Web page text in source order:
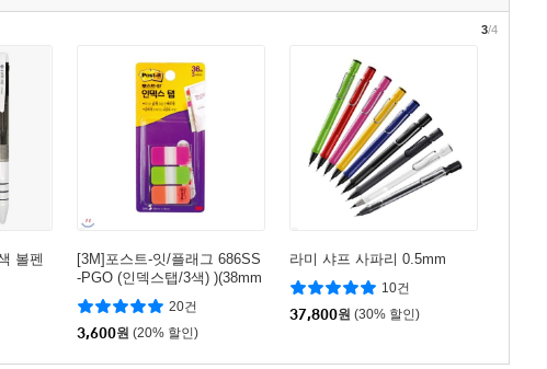
볼펜
[3M]포스트-잇/플래그 686SS
-PGO (인덱스탭/3색) )(38mm
x18mm)
20건
3,600원 (20% 할인)
라미 샤프 사파리 0.5mm
10건
37,800원 (30% 할인)
3/4